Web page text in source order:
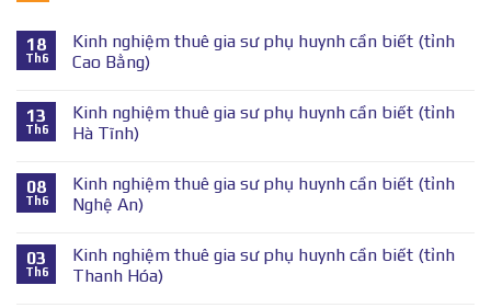
18
Th6
Kinh nghiệm thuê gia sư phụ huynh cần biết (tỉnh
Cao Bằng)
13
Th6
Kinh nghiệm thuê gia sư phụ huynh cần biết (tỉnh
Hà Tĩnh)
08
Th6
Kinh nghiệm thuê gia sư phụ huynh cần biết (tỉnh
Nghệ An)
03
Th6
Kinh nghiệm thuê gia sư phụ huynh cần biết (tỉnh
Thanh Hóa)